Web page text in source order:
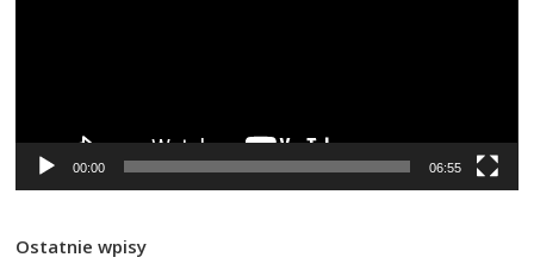
00:00 06:55
Ostatnie wpisy